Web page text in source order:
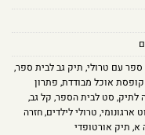
ספר עם טרולי, תיק גב לבית ספר,
קופסת אוכל מבודדת, פתרון
לתיק, סט לבית הספר, קל גב,
ארגונומי, טרולי לילדים,חזרה
א, תיק אורטופדי